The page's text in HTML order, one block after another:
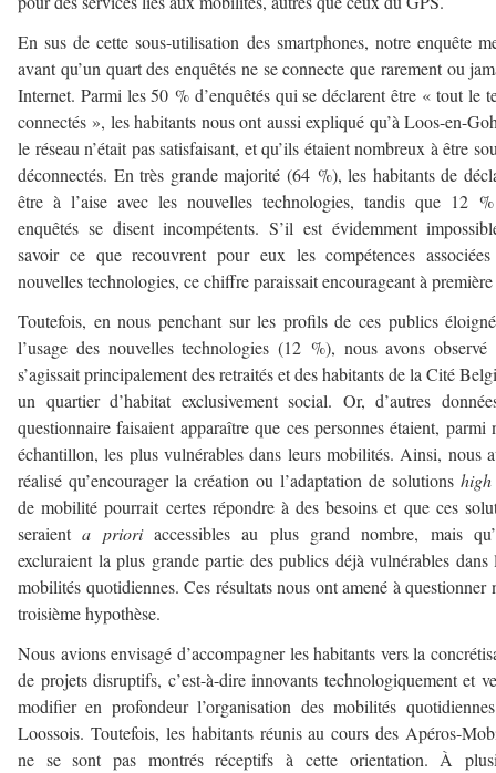
En sus de cette sous-utilisation des smartphones, notre enquête
avant qu’un quart des enquêtés ne se connecte que rarement ou
Internet. Parmi les 50 % d’enquêtés qui se déclarent être « tout le
connectés », les habitants nous ont aussi expliqué qu’à Loos-en-
le réseau n’était pas satisfaisant, et qu’ils étaient nombreux à être
déconnectés. En très grande majorité (64 %), les habitants de
être à l’aise avec les nouvelles technologies, tandis que 12
enquêtés se disent incompétents. S’il est évidemment
savoir ce que recouvrent pour eux les compétences
nouvelles technologies, ce chiffre paraissait encourageant à
Toutefois, en nous penchant sur les profils de ces publics
l’usage des nouvelles technologies (12 %), nous avons observé
s’agissait principalement des retraités et des habitants de la Cité
un quartier d’habitat exclusivement social. Or, d’autres
questionnaire faisaient apparaître que ces personnes étaient, parmi
échantillon, les plus vulnérables dans leurs mobilités. Ainsi, nous
réalisé qu’encourager la création ou l’adaptation de solutions high
de mobilité pourrait certes répondre à des besoins et que ces
seraienta prioriaccessibles au plus grand nombre, mais
excluraient la plus grande partie des publics déjà vulnérables dans
mobilités quotidiennes. Ces résultats nous ont amené à questionner
troisième hypothèse.
Nous avions envisagé d’accompagner les habitants vers la
de projets disruptifs, c’est-à-dire innovants technologiquement et
modifier en profondeur l’organisation des mobilités
Loossois. Toutefois, les habitants réunis au cours des Apéros-
ne se sont pas montrés réceptifs à cette orientation. À